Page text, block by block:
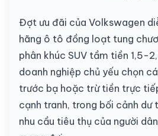
Đợt ưu đãi của Volkswagen
hãng ô tô đồng loạt tung
phân khúc SUV tầm tiền 1,5-
doanh nghiệp chủ yếu chọn
trước bạ hoặc trừ tiền trực
cạnh tranh, trong bối cảnh dư
nhu cầu tiêu thụ của người